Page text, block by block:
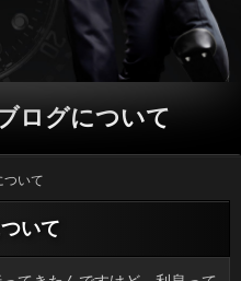
ログについて
ついて
いて